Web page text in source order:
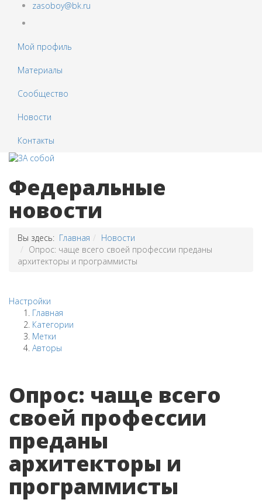
zasoboy@bk.ru
Мой профиль
Материалы
Сообщество
Новости
Контакты
Федеральные
новости
Вы здесь: Главная
Новости
Опрос: чаще всего своей профессии преданы
архитекторы и программисты
Настройки
Главная
Категории
Метки
Авторы
Опрос: чаще всего
своей профессии
преданы
архитекторы и
программисты